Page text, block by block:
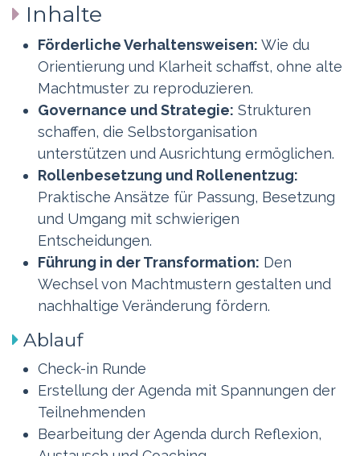
Inhalte
Förderliche Verhaltensweisen: Wie du
Orientierung und Klarheit schaffst, ohne alte
Machtmuster zu reproduzieren.
Governance und Strategie: Strukturen
schaffen, die Selbstorganisation
unterstützen und Ausrichtung ermöglichen.
Rollenbesetzung und Rollenentzug:
Praktische Ansätze für Passung, Besetzung
und Umgang mit schwierigen
Entscheidungen.
Führung in der Transformation: Den
Wechsel von Machtmustern gestalten und
nachhaltige Veränderung fördern.
Ablauf
Check-in Runde
Erstellung der Agenda mit Spannungen der
Teilnehmenden
Bearbeitung der Agenda durch Reflexion,